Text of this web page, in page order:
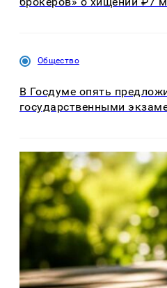
Общество
В Госдуме опять
государственными